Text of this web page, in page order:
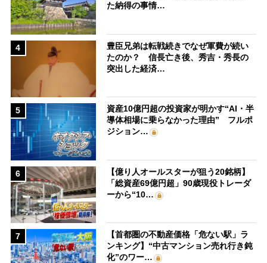
た納得の事情…
4
豊臣兄弟は転戦続きでなぜ軍費が続い
たのか？ 信長亡き後、秀吉・秀長の
突出した経済…
5
資産10億円超の投資家が明かす“AI・半
導体相場に乗らなかった理由” フルポ
ジション…
6
【億り人オールスターが狙う20銘柄】
「総資産69億円超」90歳現役トレーダ
ーから“10…
7
【首都圏の不動産価格「危ない駅」ラ
ンキング】“中古マンション売れ行き鈍
化”のワー…